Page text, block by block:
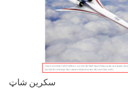
سکرین شاټ